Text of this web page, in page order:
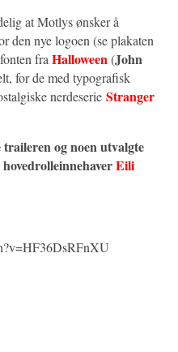
at Motlys ønsker å
den nye logoen (se plakaten
fraHalloween(John
for de med typografisk
nerdeserie Stranger
og noen utvalgte
Eili